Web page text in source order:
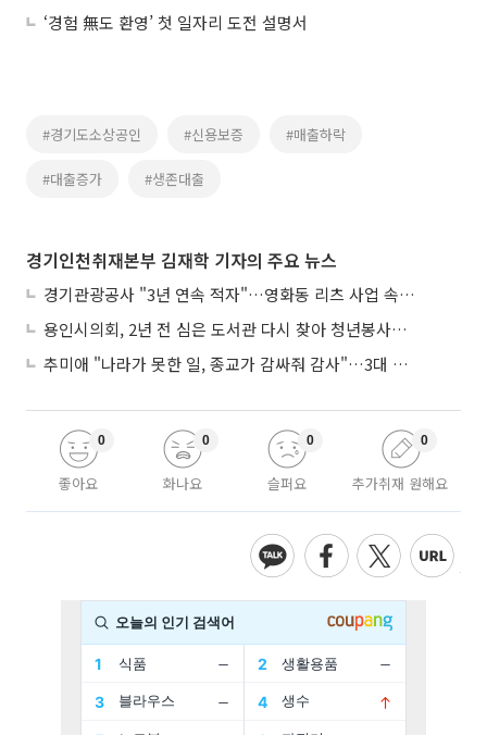
‘경험 無도 환영’ 첫 일자리 도전 설명서
#경기도소상공인 #신용보증 #매출하락
#대출증가 #생존대출
경기인천취재본부 김재학 기자의 주요 뉴스
경기관광공사 "3년 연속 적자"…영화동 리츠 사업 속도 놓고 수원시와 이견
용인시의회, 2년 전 심은 도서관 다시 찾아 청년봉사단 약속까지
추미애 "나라가 못한 일, 종교가 감싸줘 감사"…3대 종단과 첫 만남
좋아요
0
화나요
0
슬퍼요
0
추가취재 원해요
0